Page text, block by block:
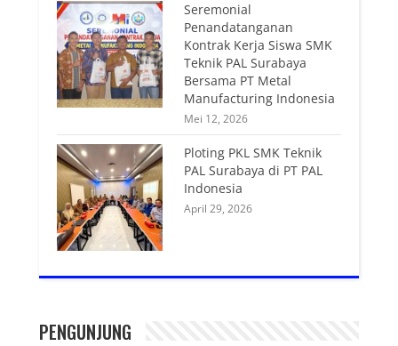
Seremonial
Penandatanganan
Kontrak Kerja Siswa SMK
Teknik PAL Surabaya
Bersama PT Metal
Manufacturing Indonesia
Mei 12, 2026
Ploting PKL SMK Teknik
PAL Surabaya di PT PAL
Indonesia
April 29, 2026
PENGUNJUNG